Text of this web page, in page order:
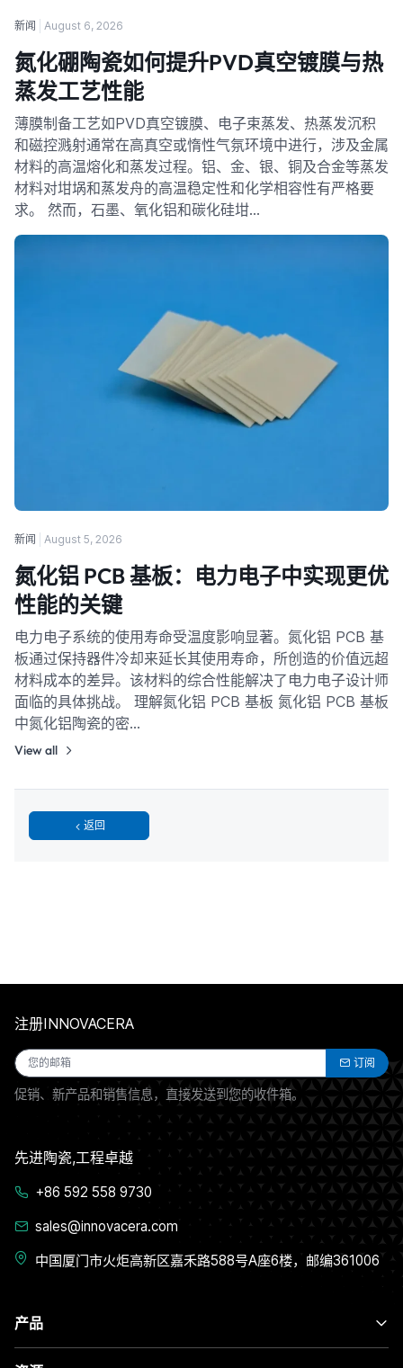
新闻 August 6, 2026
氮化硼陶瓷如何提升PVD真空镀膜与热
蒸发工艺性能
薄膜制备工艺如PVD真空镀膜、电子束蒸发、热蒸发沉积
和磁控溅射通常在高真空或惰性气氛环境中进行，涉及金属
材料的高温熔化和蒸发过程。铝、金、银、铜及合金等蒸发
材料对坩埚和蒸发舟的高温稳定性和化学相容性有严格要
求。 然而，石墨、氧化铝和碳化硅坩…
新闻 August 5, 2026
氮化铝 PCB 基板：电力电子中实现更优
性能的关键
电力电子系统的使用寿命受温度影响显著。氮化铝 PCB 基
板通过保持器件冷却来延长其使用寿命，所创造的价值远超
材料成本的差异。该材料的综合性能解决了电力电子设计师
面临的具体挑战。 理解氮化铝 PCB 基板 氮化铝 PCB 基板
中氮化铝陶瓷的密…
View all
返回
产品
注册INNOVACERA
订阅
促销、新产品和销售信息，直接发送到您的收件箱。
先进陶瓷,工程卓越
+86 592 558 9730
sales@innovacera.com
中国厦门市火炬高新区嘉禾路588号A座6楼，邮编361006